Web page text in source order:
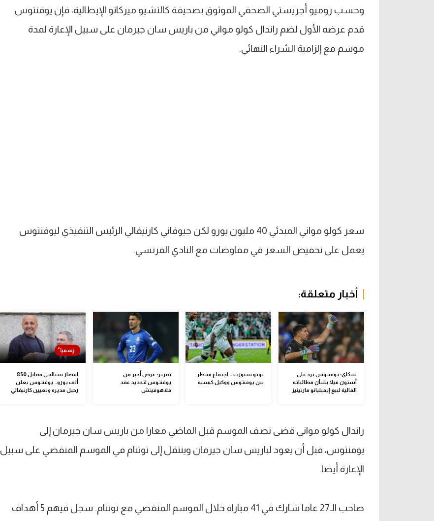
وحسب روميو أجريستي الصحفي الموثوق بصحيفة كالتشيو ميركاتو الإيطالية، فإن يوفنتوس
قدم عرضه الأول لضم راندال كولو مواني من باريس سان جيرمان على سبيل الإعارة لمدة
موسم مع إلزامية الشراء النهائي.
سعر كولو مواني المبدئي 40 مليون يورو لكن جيوفاني كارنيفالي الرئيس التنفيذي ليوفنتوس
يعمل على تخفيض السعر في مفاوضات مع النادي الفرنسي.
أخبار متعلقة:
سكاي: يوفنتوس يرد على
أستون فيلا بشأن مطالباته
المالية لبيع إيميليانو مارتينيز
توتو سبورت – اجتماع منتظر
بين يوفنتوس ووكيل كيسيه
تقرير: عرض أخير من
يوفنتوس لتجديد عقد
فلاهوفيتش
انتصار سباليتي مقابل 850
ألف يورو.. يوفنتوس يعلن
رحيل مديره وتعيين كارنيفالي
راندال كولو مواني قضى نصف الموسم قبل الماضي معارا من باريس سان جيرمان إلى
يوفنتوس، قبل أن يعود لباريس سان جيرمان وينتقل إلى توتنام في الموسم المنقضي على سبيل
الإعارة أيضا.
صاحب الـ27 عاما شارك في 41 مباراة خلال الموسم المنقضي مع توتنام. سجل فيهم 5 أهداف